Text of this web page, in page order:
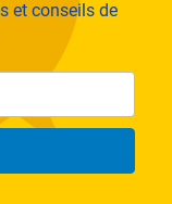
et conseils de